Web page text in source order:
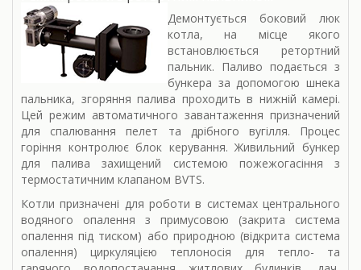
Демонтується боковий люк
котла, на місце якого
встановлюється ретортний
пальник. Паливо подається з
бункера за допомогою шнека
пальника, згоряння палива проходить в нижній камері.
Цей режим автоматичного завантаження призначений
для спалювання пелет та дрібного вугілля. Процес
горіння контролює блок керування. Живильний бункер
для палива захищений системою пожежогасіння з
термостатичним клапаном BVTS.
Котли призначені для роботи в системах центрального
водяного опалення з примусовою (закрита система
опалення під тиском) або природною (відкрита система
опалення) циркуляцією теплоносія для тепло- та